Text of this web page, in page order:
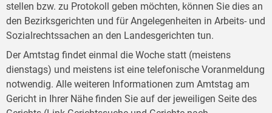
stellen bzw. zu Protokoll geben möchten, können Sie dies an
den Bezirksgerichten und für Angelegenheiten in Arbeits- und
Sozialrechtssachen an den Landesgerichten tun.
Der Amtstag findet einmal die Woche statt (meistens
dienstags) und meistens ist eine telefonische Voranmeldung
notwendig. Alle weiteren Informationen zum Amtstag am
Gericht in Ihrer Nähe finden Sie auf der jeweiligen Seite des